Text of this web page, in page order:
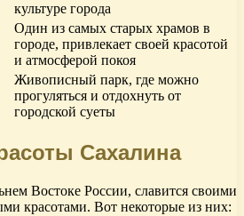
культуре города
Один из самых старых храмов в
городе, привлекает своей красотой
и атмосферой покоя
Живописный парк, где можно
прогуляться и отдохнуть от
городской суеты
Сахалина
Востоке России, славится своими
красотами. Вот некоторые из них: